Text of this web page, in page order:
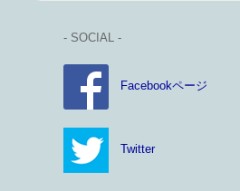
- SOCIAL -
Facebookページ
Twitter